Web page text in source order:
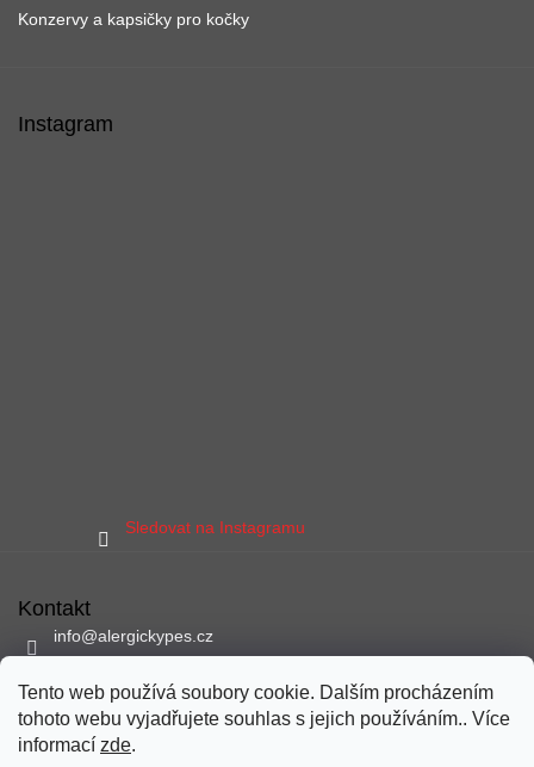
Tento web používá soubory cookie. Dalším procházením
tohoto webu vyjadřujete souhlas s jejich používáním.. Více
informací zde.
Konzervy a kapsičky pro kočky
Instagram
Sledovat na Instagramu
Kontakt
info@alergickypes.cz
Sledujte nás na facebooku
alergickypes